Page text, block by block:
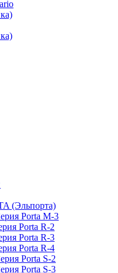
(Эльпорта)
Porta M-3
Porta R-2
Porta R-3
Porta R-4
Porta S-2
Porta S-3